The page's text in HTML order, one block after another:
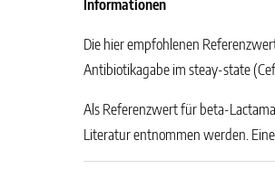
Informationen
Die hier empfohlenen
Antibiotikagabe im steay-state
Als Referenzwert für beta-
Literatur entnommen werden.